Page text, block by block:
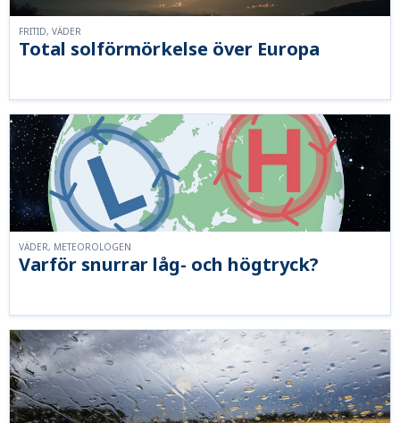
Total solförmörkelse över Europa
FRITID, VÄDER
Varför snurrar låg- och högtryck?
VÄDER, METEOROLOGEN